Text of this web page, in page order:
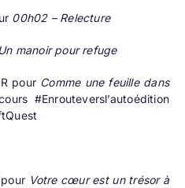
00h02 – Relecture
manoir pour refuge
pour Comme une feuille dans
#Enrouteversl’autoédition
Votre cœur est un trésor à